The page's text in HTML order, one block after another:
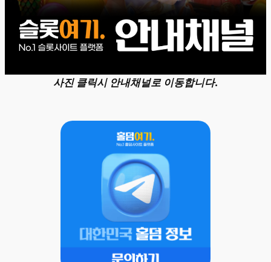
사진 클릭시 안내채널로 이동합니다.